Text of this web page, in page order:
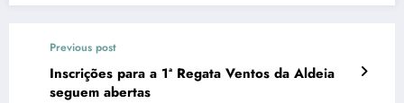
Previous post
Inscrições para a 1ª Regata Ventos da Aldeia
seguem abertas